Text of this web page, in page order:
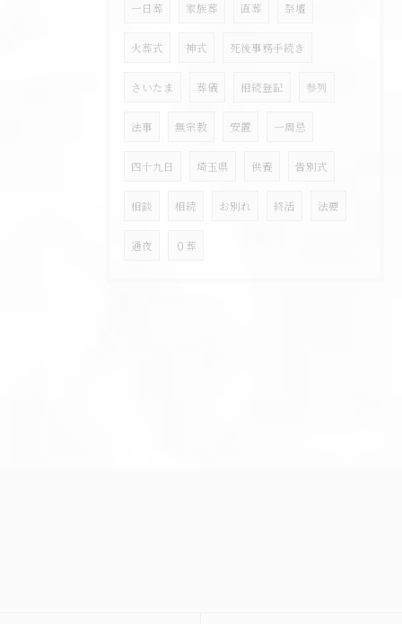
一日葬 家族葬 直葬 祭壇
火葬式 神式 死後事務手続き
さいたま 葬儀 相続登記 参列
法事 無宗教 安置 一周忌
四十九日 埼玉県 供養 告別式
相談 相続 お別れ 終活 法要
通夜 ０葬